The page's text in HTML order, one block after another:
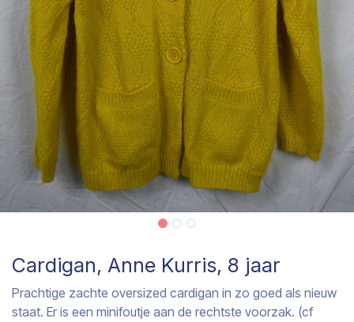
Cardigan, Anne Kurris, 8 jaar
Prachtige zachte oversized cardigan in zo goed als nieuw
staat. Er is een minifoutje aan de rechtste voorzak. (cf